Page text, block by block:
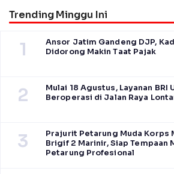
Trending Minggu Ini
1
Ansor Jatim Gandeng DJP,
Didorong Makin Taat Pajak
2
Mulai 18 Agustus, Layanan BRI
Beroperasi di Jalan Raya
3
Prajurit Petarung Muda Korps
Brigif 2 Marinir, Siap Tempaan
Petarung Profesional